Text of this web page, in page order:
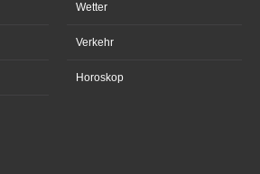
Wetter
Verkehr
Horoskop